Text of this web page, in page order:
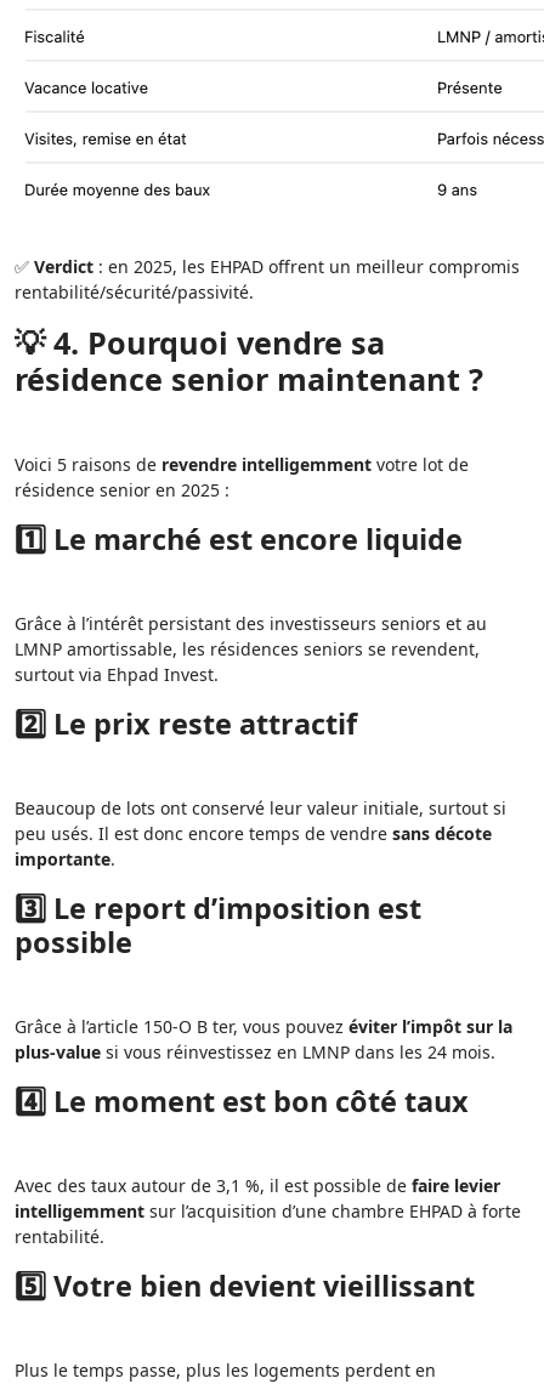
✅ Verdict : en 2025, les EHPAD offrent un meilleur compromis
rentabilité/sécurité/passivité.
💡 4. Pourquoi vendre sa
résidence senior maintenant ?
Voici 5 raisons de revendre intelligemment votre lot de
résidence senior en 2025 :
1️⃣ Le marché est encore liquide
Grâce à l’intérêt persistant des investisseurs seniors et au
LMNP amortissable, les résidences seniors se revendent,
surtout via Ehpad Invest.
2️⃣ Le prix reste attractif
Beaucoup de lots ont conservé leur valeur initiale, surtout si
peu usés. Il est donc encore temps de vendre sans décote
importante.
3️⃣ Le report d’imposition est
possible
Grâce à l’article 150-O B ter, vous pouvez éviter l’impôt sur la
plus-value si vous réinvestissez en LMNP dans les 24 mois.
4️⃣ Le moment est bon côté taux
Avec des taux autour de 3,1 %, il est possible de faire levier
intelligemment sur l’acquisition d’une chambre EHPAD à forte
rentabilité.
5️⃣ Votre bien devient vieillissant
Plus le temps passe, plus les logements perdent en